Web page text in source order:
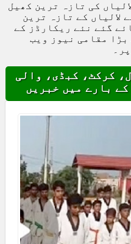
کی تازہ ترین کھیل
لالیاں کے تازہ ترین
گئے نئے ریکارڈز کے
بڑا مقامی نیوز ویب
کرکٹ، کبڈی، والی
بارے میں خبریں